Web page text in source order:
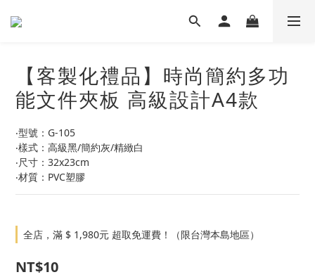
【客製化禮品】時尚簡約多功
能文件夾板 高級設計A4款
‧型號：G-105
‧樣式：高級黑/簡約灰/精緻白
‧尺寸：32x23cm
‧材質：PVC塑膠
全店，滿 $ 1,980元 超取免運費！（限台灣本島地區）
NT$10